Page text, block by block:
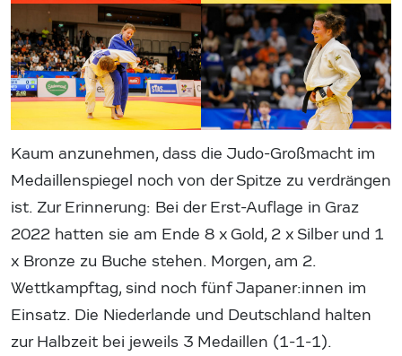
Kaum anzunehmen, dass die Judo-Großmacht im
Medaillenspiegel noch von der Spitze zu verdrängen
ist. Zur Erinnerung: Bei der Erst-Auflage in Graz
2022 hatten sie am Ende 8 x Gold, 2 x Silber und 1
x Bronze zu Buche stehen. Morgen, am 2.
Wettkampftag, sind noch fünf Japaner:innen im
Einsatz. Die Niederlande und Deutschland halten
zur Halbzeit bei jeweils 3 Medaillen (1-1-1).